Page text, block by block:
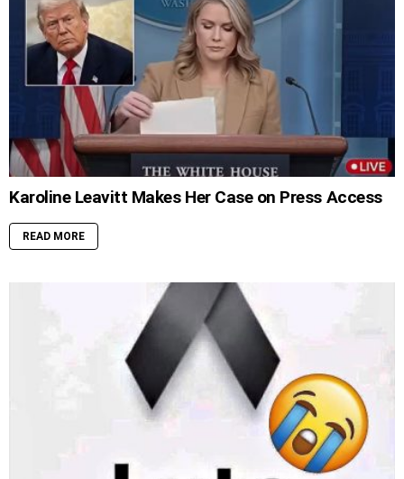
Karoline Leavitt Makes Her Case on Press Access
READ MORE